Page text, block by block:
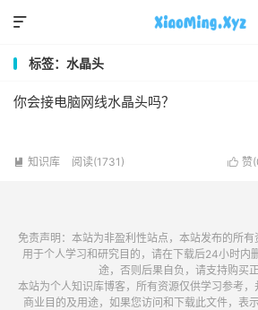

标签：水晶头
你会接电脑网线水晶头吗？
 赞(
 知识库 阅读(1731)
免责声明：本站为非盈利性站点，本站发布的所
用于个人学习和研究目的，请在下载后24小时内
途，否则后果自负，请支持购买正
本站为个人知识库博客，所有资源仅供学习参考
商业目的及用途，如果您访问和下载此文件，表